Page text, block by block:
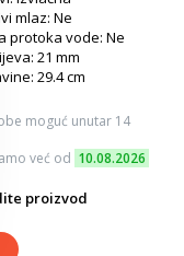
mlaz: Ne
protoka vode: Ne
21 mm
29.4 cm
moguć unutar 14
već od 10.08.2026
proizvod